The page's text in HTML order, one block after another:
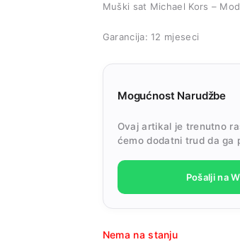
Muški sat Michael Kors –
Garancija: 12 mjeseci
Mogućnost Narudžbe
Ovaj artikal je trenutno
ćemo dodatni trud da ga
Pošalji na
Nema na stanju